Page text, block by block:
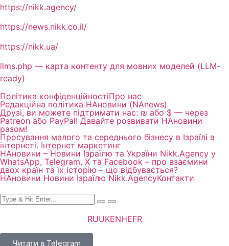
https://nikk.agency/
https://news.nikk.co.il/
https://nikk.ua/
llms.php — карта контенту для мовних моделей (LLM-
ready)
Політика конфіденційностіПро нас
Редакційна політика НАновини (NAnews)
Друзі, ви можете підтримати нас: ₪ або $ — через
Patreon або PayPal! Давайте розвивати НАновини
разом!
Просування малого та середнього бізнесу в Ізраїлі в
інтернеті. Інтернет маркетинг
НАновини – Новини Ізраїлю та України Nikk.Agency у
WhatsApp, Telegram, X та Facebook – про взаємини
двох країн та їх історію – що відбувається?
НАновини Новини Ізраїлю Nikk.AgencyКонтакти
RUUKENHEFR
Читати в Telegram